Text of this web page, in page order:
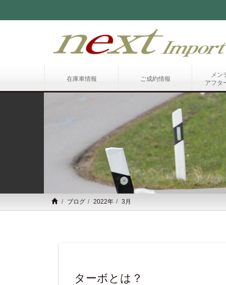
在庫車情報 ご成約情報
メン
アフタ
ブログ 2022年 3月
ターボとは？